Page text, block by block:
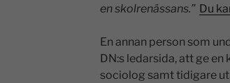
en skolrenässans.” Du
En annan person som
DN:s ledarsida, att ge
sociolog samt tidigare